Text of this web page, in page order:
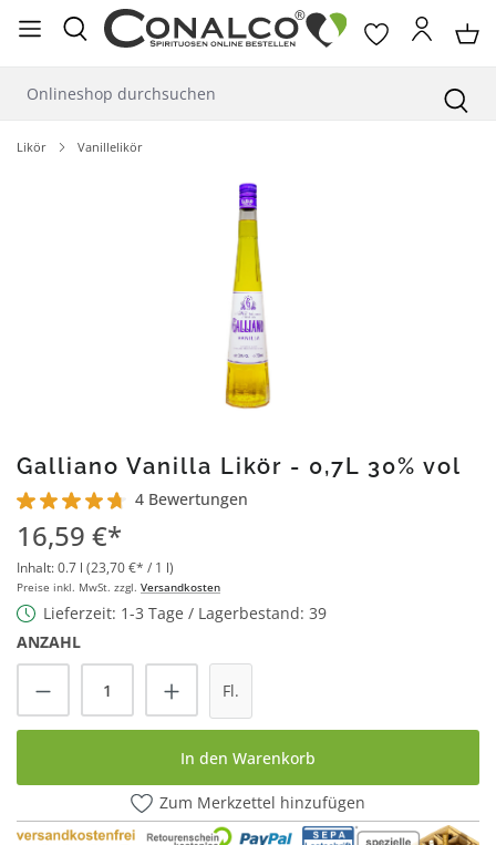
springen
Likör Vanillelikör
Galliano Vanilla Likör - 0,7L 30% vol
Durchschnittliche Bewertung von 4.7 von 5 Sternen
4 Bewertungen
16,59 €*
Inhalt:0.7 l (23,70 €* / 1 l)
Preise inkl. MwSt. zzgl. Versandkosten
Lieferzeit: 1-3 Tage / Lagerbestand: 39
ANZAHL
Produkt Anzahl: Gib den gewünschten
Fl.
In den Warenkorb
Zum Merkzettel hinzufügen